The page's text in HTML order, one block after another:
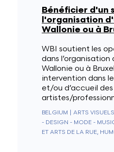
Bénéficier d'un
l'organisation
Wallonie ou à
WBI soutient les
dans l’organisation
Wallonie ou à
intervention dans
et/ou d’accueil des
artistes/
BELGIUM
ARTS
- DESIGN - MODE -
ET ARTS DE LA RUE,